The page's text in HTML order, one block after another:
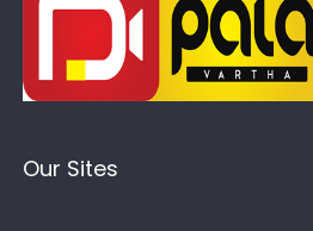
Our Sites